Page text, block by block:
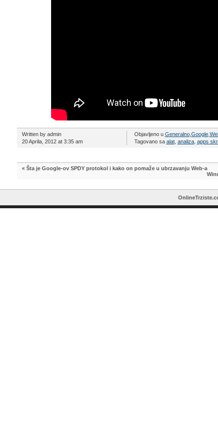
Written by admin
20 Aprila, 2012 at 3:35 am
Objavljeno u Generalno, Google,
Tagovano sa alat, analiza, apps
« Šta je Google-ov SPDY protokol i kako on pomaže u ubrzavanju Web-a